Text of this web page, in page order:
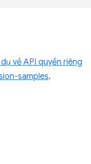
về API quyền riêng
samples.